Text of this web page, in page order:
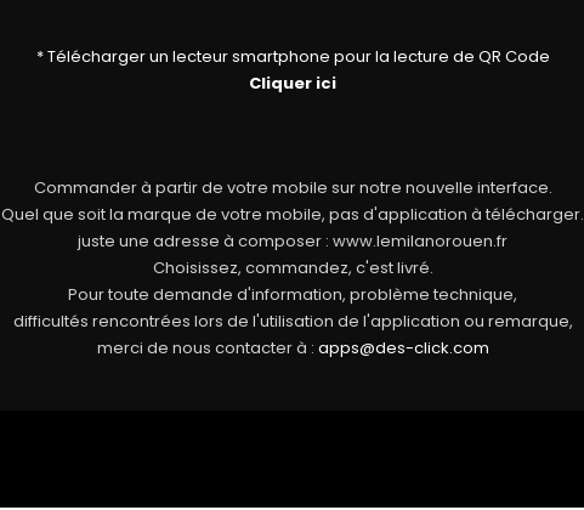
* Télécharger un lecteur smartphone pour la lecture de QR Code
Cliquer ici
Commander à partir de votre mobile sur notre nouvelle interface.
Quel que soit la marque de votre mobile, pas d'application à télécharger.
juste une adresse à composer : www.lemilanorouen.fr
Choisissez, commandez, c'est livré.
Pour toute demande d'information, problème technique,
difficultés rencontrées lors de l'utilisation de l'application ou remarque,
merci de nous contacter à : apps@des-click.com